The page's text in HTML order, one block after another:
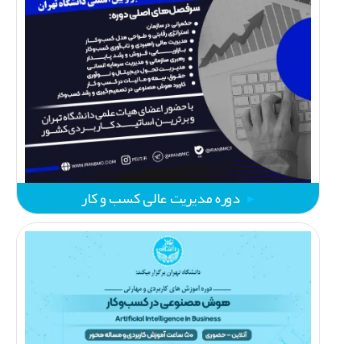
دوره مدیریت عالی کسب‌ و کار